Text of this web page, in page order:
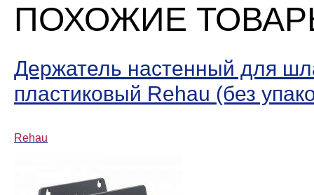
ПОХОЖИЕ
Держатель настенный для
пластиковый Rehau (без
Rehau